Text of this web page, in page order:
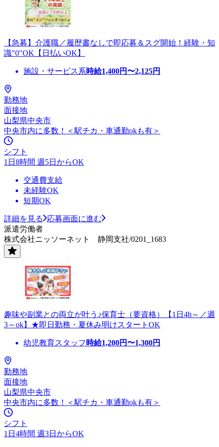
【急募】介護職／履歴書なしで即応募＆スグ開始！経験・知
識"0"OK【日払いOK】
施設・サービス系時給1,400円〜2,125円
勤務地
面接地
山梨県中央市
中央市内に多数！＜駅チカ・車通勤okも有＞
シフト
1日8時間 週5日からOK
交通費支給
未経験OK
短期OK
詳細を見る
応募画面に進む
派遣労働者
株式会社ニッソーネット 静岡支社/0201_1683
趣味や副業との両立が叶う♪保育士（要資格）【1日4h～／週
3～ok】★即日勤務・夏休み明けスタートOK
幼児教育スタッフ 時給1,200円〜1,300円
勤務地
面接地
山梨県中央市
中央市内に多数！＜駅チカ・車通勤okも有＞
シフト
1日4時間 週3日からOK